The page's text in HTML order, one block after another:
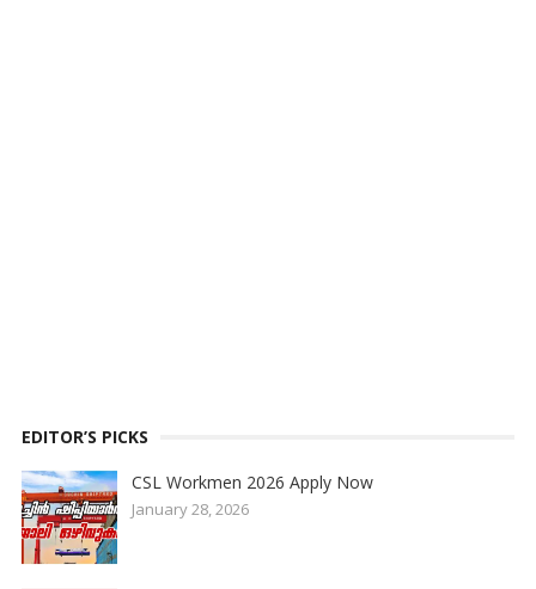
EDITOR’S PICKS
CSL Workmen 2026 Apply Now
January 28, 2026